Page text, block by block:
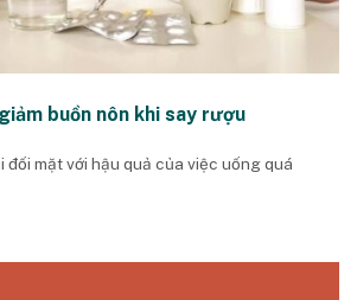
buồn nôn khi say rượu
đối mặt với hậu quả của việc uống quá